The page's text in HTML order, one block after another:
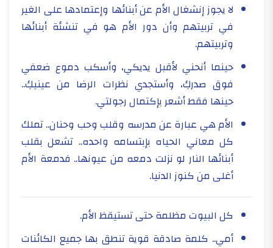
لا يجوز إنشغال الأم عن أبنائها وإعتمادها على الغير
في تربيتهم وأن دور الأم هو في تنشئة أبنائها
وتربيتهم.
حينما أنحني لأقبل يديكي، وأسكب دموع ضعفي
فوق صدركِ، وأستجدي نظرات الرضا من عينيكِ..
حينها فقط أشعر بإكتمال رجولتي.
الأم هي عبارة عن مدرسه وقلب وحب وحنان.. تملك
كل معاني الحياه بإبتسامه واحده.. تشعل بقلب
أبنائها النار لو نزلت دمعه من عيونها.. فدمعة الأم
أغلى من كنوز الدنيا.
كل البيوت مظلمة حتى تستيقظ الأم.
أمي.. كلمة صادقة قوية تنطق بها جميع الكائنات